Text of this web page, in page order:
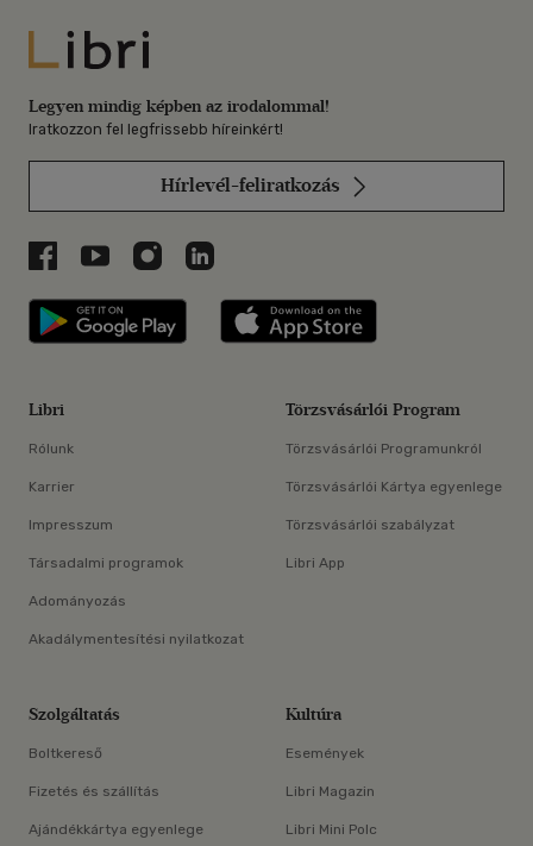
Libri
Legyen mindig képben az irodalommal!
Iratkozzon fel legfrissebb híreinkért!
Hírlevél-feliratkozás
Libri a Facebookon
Libri a Youtube-on
Libri az Instagramon
Libri a LinkedInen
Libri applikáció Szerezd meg: Google
Libri
Rólunk
Karrier
Impresszum
Társadalmi programok
Adományozás
Akadálymentesítési nyilatkozat
Törzsvásárlói Program
Törzsvásárlói Programunkról
Törzsvásárlói Kártya egyenlege
Törzsvásárlói szabályzat
Libri App
Szolgáltatás
Boltkereső
Fizetés és szállítás
Ajándékkártya egyenlege
Kultúra
Események
Libri Magazin
Libri Mini Polc